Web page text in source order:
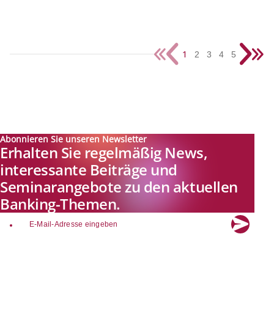
1 2 3 4 5
Abonnieren Sie unseren Newsletter
Erhalten Sie regelmäßig News,
interessante Beiträge und
Seminarangebote zu den aktuellen
Banking-Themen.
email